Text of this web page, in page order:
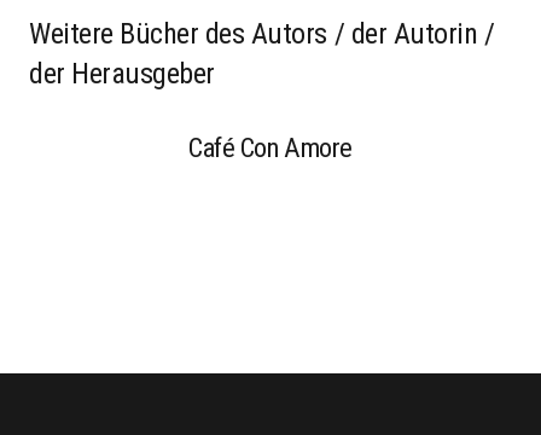
Weitere Bücher des Autors / der Autorin /
der Herausgeber
Café Con Amore